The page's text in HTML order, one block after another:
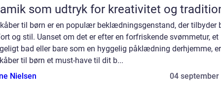
som udtryk for kreativitet og
til børn er en populær beklædningsgenstand, der tilbyder
og stil. Uanset om det er efter en forfriskende svømmetur, et
bad eller bare som en hyggelig påklædning derhjemme, er
til børn et must-have til dit b...
Nielsen
04 september